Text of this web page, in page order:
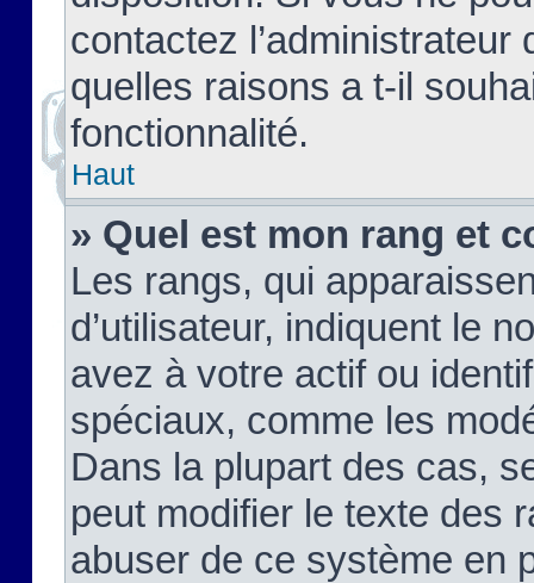
contactez
quelles raisons a t-il
fonctionnalité.
Haut
» Quel est mon rang et
Les rangs, qui
d’utilisateur, indiquent le
avez à votre actif ou
spéciaux, comme les
Dans la plupart des cas,
peut modifier le texte des
abuser de ce système en